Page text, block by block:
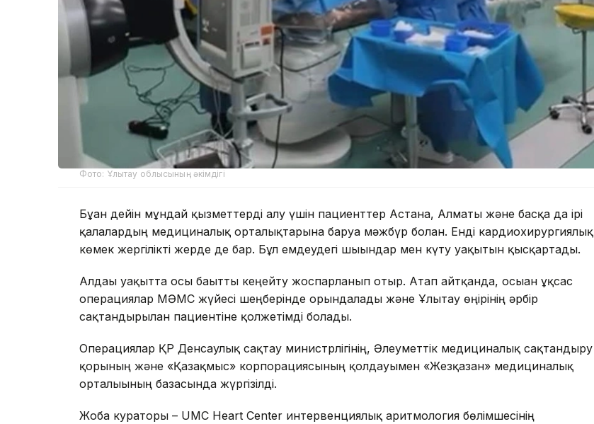
Фото: Ұлытау облысының әкімдігі
Бұған дейін мұндай қызметтерді алу үшін пациенттер Астана, Алматы және басқа да ірі
қалалардың медициналық орталықтарына баруға мәжбүр болған. Енді кардиохирургиялық
көмек жергілікті жерде де бар. Бұл емдеудегі шығындар мен күту уақытын қысқартады.
Алдағы уақытта осы бағытты кеңейту жоспарланып отыр. Атап айтқанда, осыған ұқсас
операциялар МӘМС жүйесі шеңберінде орындалады және Ұлытау өңірінің әрбір
сақтандырылған пациентіне қолжетімді болады.
Операциялар ҚР Денсаулық сақтау министрлігінің, Әлеуметтік медициналық сақтандыру
қорының және «Қазақмыс» корпорациясының қолдауымен «Жезқазған» медициналық
орталығының базасында жүргізілді.
Жоба кураторы – UMC Heart Center интервенциялық аритмология бөлімшесінің